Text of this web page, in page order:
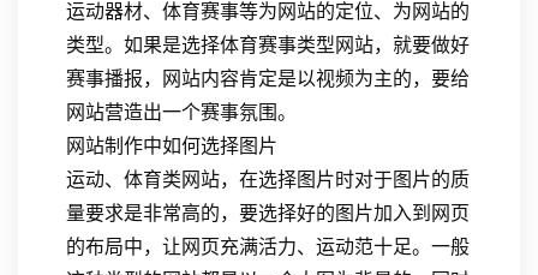
运动器材、体育赛事等为网站的定位、为网站的
类型。如果是选择体育赛事类型网站，就要做好
赛事播报，网站内容肯定是以视频为主的，要给
网站营造出一个赛事氛围。
网站制作中如何选择图片
运动、体育类网站，在选择图片时对于图片的质
量要求是非常高的，要选择好的图片加入到网页
的布局中，让网页充满活力、运动范十足。一般